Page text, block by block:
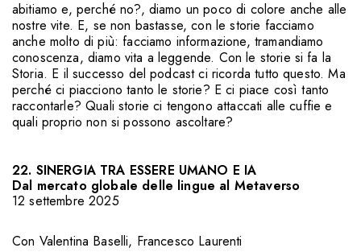
abitiamo e, perché no?, diamo un poco di colore anche alle
nostre vite. E, se non bastasse, con le storie facciamo
anche molto di più: facciamo informazione, tramandiamo
conoscenza, diamo vita a leggende. Con le storie si fa la
Storia. E il successo del podcast ci ricorda tutto questo. Ma
perché ci piacciono tanto le storie? E ci piace così tanto
raccontarle? Quali storie ci tengono attaccati alle cuffie e
quali proprio non si possono ascoltare?
22. SINERGIA TRA ESSERE UMANO E IA
Dal mercato globale delle lingue al Metaverso
12 settembre 2025
Con Valentina Baselli, Francesco Laurenti